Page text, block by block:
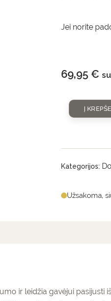
Jei norite
69,95 €
Į
Kategorijos:
Užsakoma,
ir leidžia gavėjui